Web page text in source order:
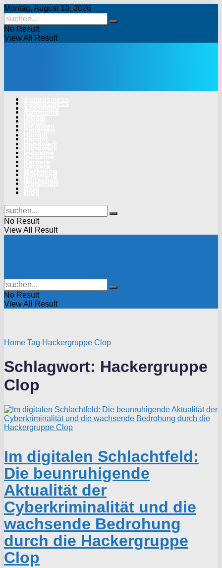
Montag, August 10, 2026
No Result
View All Result
No Result
View All Result
No Result
View All Result
Home Tag Hackergruppe Clop
Schlagwort: Hackergruppe
Clop
Im digitalen Schlachtfeld:
Die beunruhigende
Aktualität der
Cyberkriminalität und die
wachsende Bedrohung
durch die Hackergruppe
Clop